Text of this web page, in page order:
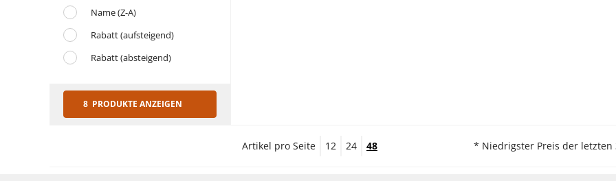
Name (Z-A)
Rabatt (aufsteigend)
Rabatt (absteigend)
8 PRODUKTE ANZEIGEN
Artikel pro Seite 12 24 48 * Niedrigster Preis der letzten